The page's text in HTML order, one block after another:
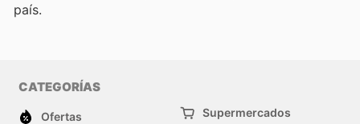
país.
CATEGORÍAS
Ofertas
Supermercados